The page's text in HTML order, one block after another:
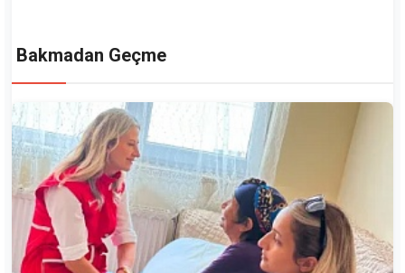
Bakmadan Geçme